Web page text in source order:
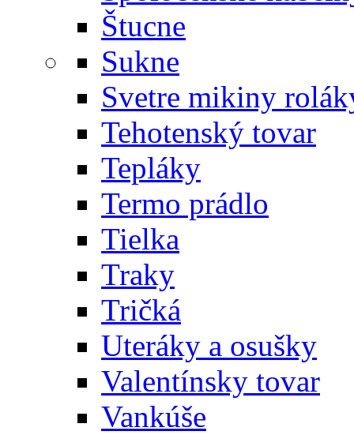
Štucne
Sukne
Svetre mikiny
Tehotenský tovar
Tepláky
Termo prádlo
Tielka
Traky
Tričká
Uteráky a osušky
Valentínsky tovar
Vankúše